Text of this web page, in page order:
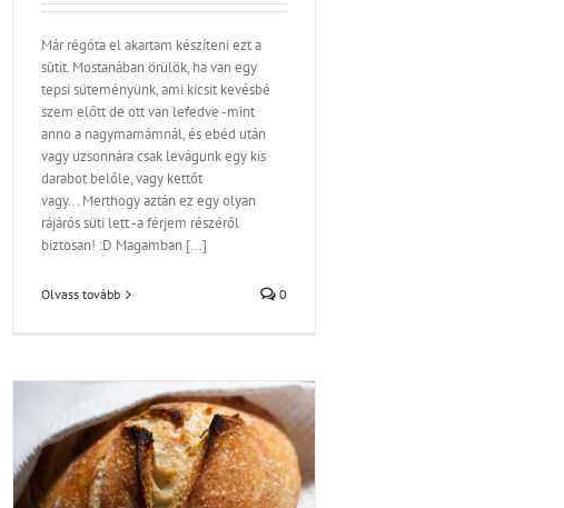
Már régóta el akartam készíteni ezt a
sütit. Mostanában örülök, ha van egy
tepsi süteményünk, ami kicsit kevésbé
szem előtt de ott van lefedve -mint
anno a nagymamámnál, és ebéd után
vagy uzsonnára csak levágunk egy kis
darabot belőle, vagy kettőt
vagy... Merthogy aztán ez egy olyan
rájárós süti lett -a férjem részéről
biztosan! :D Magamban [...]
Olvass tovább 0